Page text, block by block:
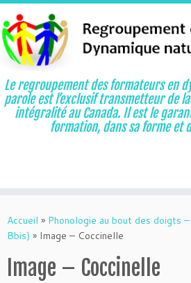
au
contenu
Le regroupement des formateurs en
parole est l’exclusif transmetteur de
intégralité au Canada. Il est le
formation, dans sa forme et
Accueil » Phonologie au bout des doigts
Bbis) » Image – Coccinelle
Image – Coccinelle